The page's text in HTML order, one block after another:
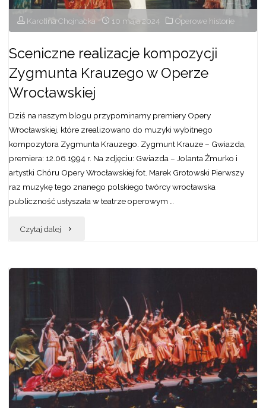
Karolina Chojnacka 10 maja 2024 Operowe historie
Sceniczne realizacje kompozycji
Zygmunta Krauzego w Operze
Wrocławskiej
Dziś na naszym blogu przypominamy premiery Opery
Wrocławskiej, które zrealizowano do muzyki wybitnego
kompozytora Zygmunta Krauzego. Zygmunt Krauze – Gwiazda,
premiera: 12.06.1994 r. Na zdjęciu: Gwiazda – Jolanta Żmurko i
artystki Chóru Opery Wrocławskiej fot. Marek Grotowski Pierwszy
raz muzykę tego znanego polskiego twórcy wrocławska
publiczność usłyszała w teatrze operowym …
Czytaj dalej "Sceniczne
Krauzego
w
Operze
Wrocławskiej